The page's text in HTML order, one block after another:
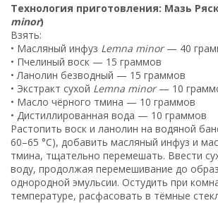
Технология приготовления: Мазь
minor)
Взять:
• Масляный инфуз Lemna minor— 40
• Пчелиный воск — 15 граммов
• Ланолин безводный — 15 граммов
• Экстракт сухой Lemna minor— 10
• Масло чёрного тмина — 10 граммов
• Дистиллированная вода — 10 граммов
Растопить воск и ланолин на водяной
60–65 °C), добавить масляный инфуз и
тмина, тщательно перемешать. Ввести
воду, продолжая перемешивание до
однородной эмульсии. Остудить при
температуре, расфасовать в тёмные